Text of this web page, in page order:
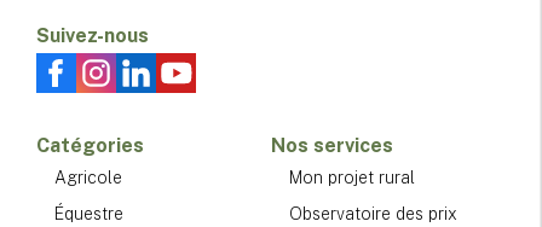
Suivez-nous
Catégories
Agricole
Équestre
Nos services
Mon projet rural
Observatoire des prix